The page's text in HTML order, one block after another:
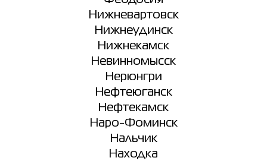
Нижневартовск
Нижнеудинск
Нижнекамск
Невинномысск
Нерюнгри
Нефтеюганск
Нефтекамск
Наро-Фоминск
Нальчик
Находка